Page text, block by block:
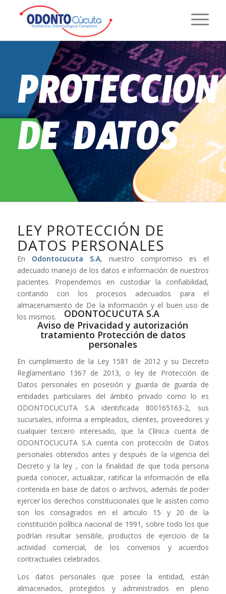
PROTECCION
DE DATOS
LEY PROTECCIÓN DE
DATOS PERSONALES
En Odontocucuta S.A, nuestro compromiso es el
adecuado manejo de los datos e información de nuestros
pacientes. Propendemos en custodiar la confiabilidad,
contando con los procesos adecuados para el
almacenamiento de De la información y el buen uso de
los mismos.
ODONTOCUCUTA S.A
Aviso de Privacidad y autorización
tratamiento Protección de datos
personales
En cumplimiento de la Ley 1581 de 2012 y su Decreto
Reglamentario 1367 de 2013, o ley de Protección de
Datos personales en posesión y guarda de guarda de
entidades particulares del ámbito privado como lo es
ODONTOCUCUTA S.A identificada 800165163-2, sus
sucursales, informa a empleados, clientes, proveedores y
cualquier tercero interesado, que la Clínica cuenta de
ODONTOCUCUTA S.A cuenta con protección de Datos
personales obtenidos antes y después de la vigencia del
Decreto y la ley , con la finalidad de que toda persona
pueda conocer, actualizar, ratificar la información de ella
contenida en base de datos o archivos, además de poder
ejercer los derechos constitucionales que le asisten como
son los consagrados en el articulo 15 y 20 de la
constitución política nacional de 1991, sobre todo los que
podrían resultar sensible, productos de ejercicio de la
actividad comercial, de los convenios y acuerdos
contractuales celebrados.
Los datos personales que posee la entidad, están
almacenados, protegidos y administrados en pleno